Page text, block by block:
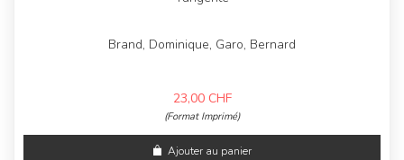
Brand, Dominique, Garo, Bernard
23,00 CHF
(Format Imprimé)
Ajouter au panier